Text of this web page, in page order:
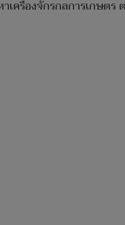
ครื่องจักรกลการเกษตร